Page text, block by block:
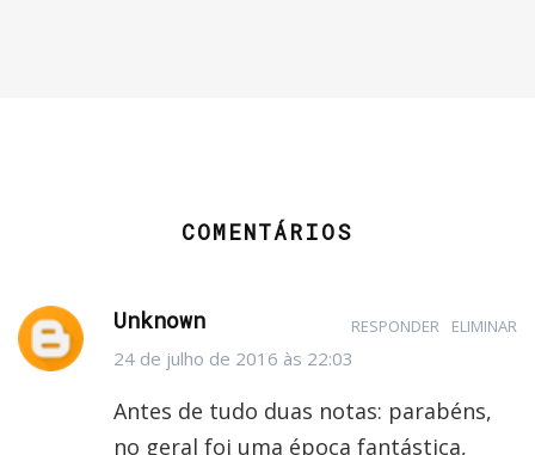
COMENTÁRIOS
Unknown
24 de julho de 2016 às 22:03
Antes de tudo duas notas: parabéns,
no geral foi uma época fantástica,
RESPONDER ELIMINAR